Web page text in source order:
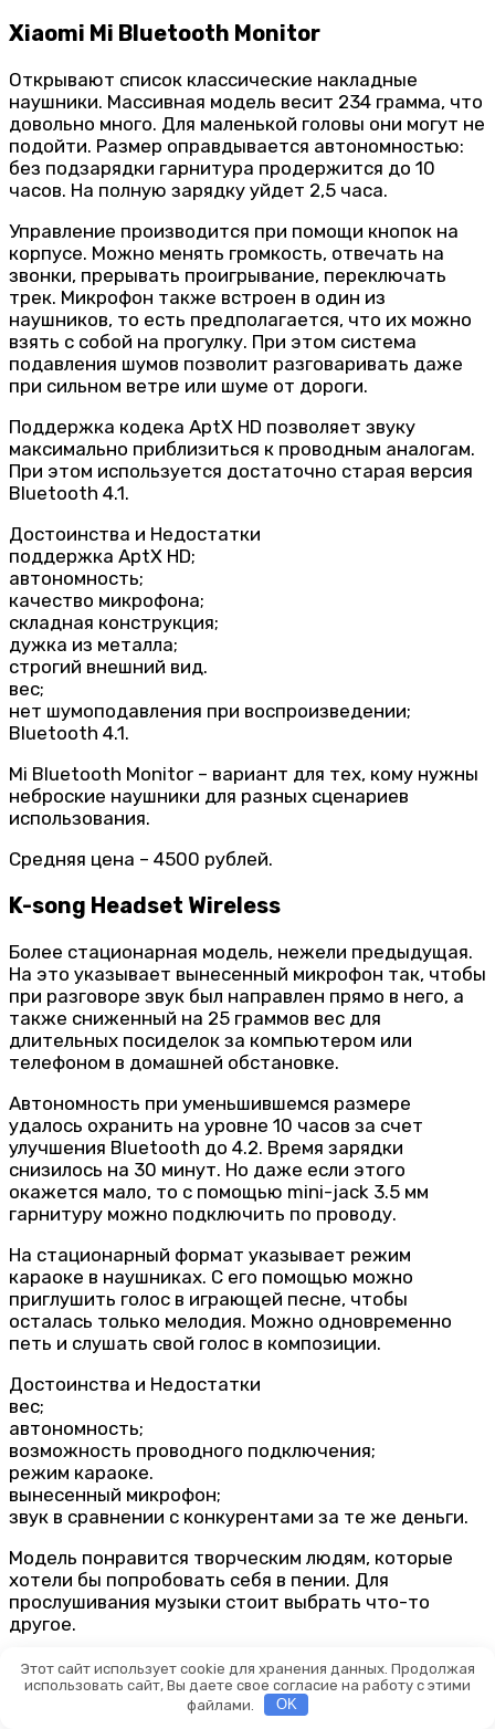
Xiaomi Mi Bluetooth Monitor
Открывают список классические накладные
наушники. Массивная модель весит 234 грамма, что
довольно много. Для маленькой головы они могут не
подойти. Размер оправдывается автономностью:
без подзарядки гарнитура продержится до 10
часов. На полную зарядку уйдет 2,5 часа.
Управление производится при помощи кнопок на
корпусе. Можно менять громкость, отвечать на
звонки, прерывать проигрывание, переключать
трек. Микрофон также встроен в один из
наушников, то есть предполагается, что их можно
взять с собой на прогулку. При этом система
подавления шумов позволит разговаривать даже
при сильном ветре или шуме от дороги.
Поддержка кодека AptX HD позволяет звуку
максимально приблизиться к проводным аналогам.
При этом используется достаточно старая версия
Bluetooth 4.1.
Достоинства и Недостатки
поддержка AptX HD;
автономность;
качество микрофона;
складная конструкция;
дужка из металла;
строгий внешний вид.
вес;
нет шумоподавления при воспроизведении;
Bluetooth 4.1.
Mi Bluetooth Monitor – вариант для тех, кому нужны
неброские наушники для разных сценариев
использования.
Средняя цена – 4500 рублей.
K-song Headset Wireless
Более стационарная модель, нежели предыдущая.
На это указывает вынесенный микрофон так, чтобы
при разговоре звук был направлен прямо в него, а
также сниженный на 25 граммов вес для
длительных посиделок за компьютером или
телефоном в домашней обстановке.
Автономность при уменьшившемся размере
удалось охранить на уровне 10 часов за счет
улучшения Bluetooth до 4.2. Время зарядки
снизилось на 30 минут. Но даже если этого
окажется мало, то с помощью mini-jack 3.5 мм
гарнитуру можно подключить по проводу.
На стационарный формат указывает режим
караоке в наушниках. С его помощью можно
приглушить голос в играющей песне, чтобы
осталась только мелодия. Можно одновременно
петь и слушать свой голос в композиции.
Достоинства и Недостатки
вес;
автономность;
возможность проводного подключения;
режим караоке.
вынесенный микрофон;
звук в сравнении с конкурентами за те же деньги.
Модель понравится творческим людям, которые
хотели бы попробовать себя в пении. Для
прослушивания музыки стоит выбрать что-то
другое.
Mi Superbass Wireless Headphones
Завершает список не представленная на
Этот сайт использует cookie для хранения данных. Продолжая
использовать сайт, Вы даете свое согласие на работу с этими
файлами.
OK